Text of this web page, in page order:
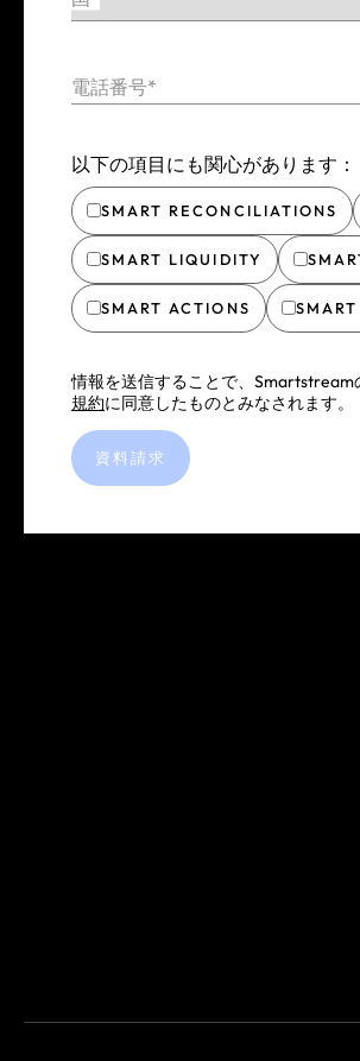
電話番号*
以下の項目にも関心があります：
SMART RECONCILIATIONS
SMART LIQUIDITY
SMART ACTIONS
情報を送信することで、Smartstream
規約に同意したものとみなされます。